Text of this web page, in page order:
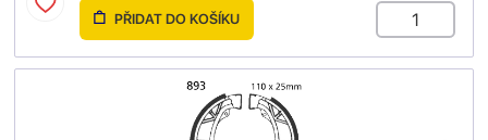
PŘIDAT DO KOŠÍKU